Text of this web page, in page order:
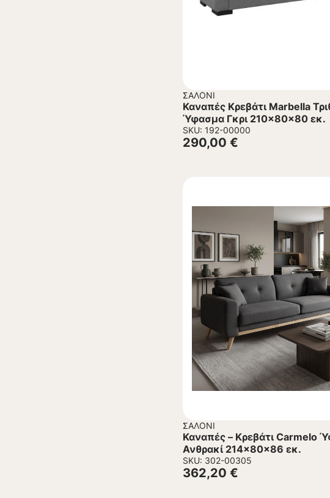
ΣΑΛΌΝΙ
Καναπές Κρεβάτι Marbella
Ύφασμα Γκρι 210x80x80 εκ.
SKU: 192-00000
290,00 €
ΣΑΛΌΝΙ
Καναπές – Kρεβάτι Carmelo
Ανθρακί 214x80x86 εκ.
SKU: 302-00305
362,20 €